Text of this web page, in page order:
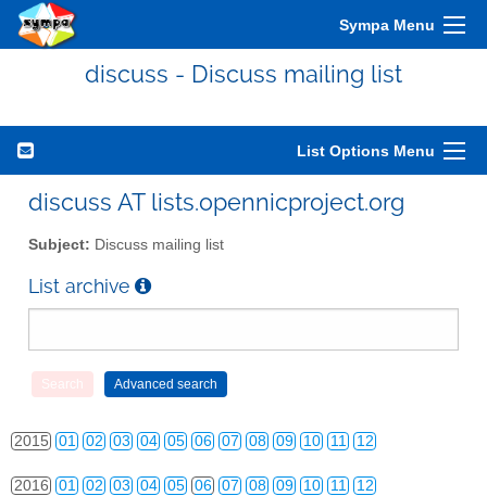
Sympa Menu
discuss - Discuss mailing list
List Options Menu
discuss AT lists.opennicproject.org
Subject: Discuss mailing list
List archive
09
2012 01 02 03 04 05 06 07 08 09 10 11 12
2013 01 02 03 04 05 06 07 08 09 10 11 12
2014 01 02 03 04 05 06 07
2015 01 02 03 04 05 06 07 08 09 10 11 12
2016 01 02 03 04 05 06 07 08 09 10 11 12